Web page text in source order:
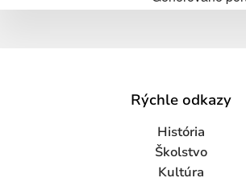
Rýchle odkazy
História
Školstvo
Kultúra